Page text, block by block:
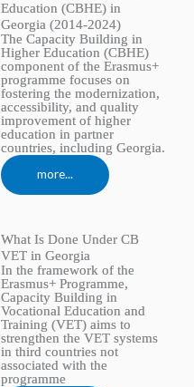
Education (CBHE) in
Georgia (2014-2024)
The Capacity Building in
Higher Education (CBHE)
component of the Erasmus+
programme focuses on
fostering the modernization,
accessibility, and quality
improvement of higher
education in partner
countries, including Georgia.
more...
What Is Done Under CB
VET in Georgia
In the framework of the
Erasmus+ Programme,
Capacity Building in
Vocational Education and
Training (VET) aims to
strengthen the VET systems
in third countries not
associated with the
programme